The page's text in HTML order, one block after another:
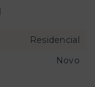
Residencial
Novo